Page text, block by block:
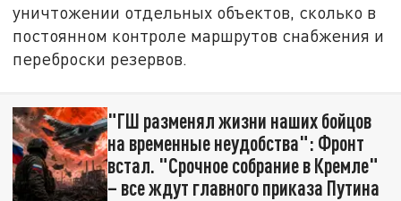
уничтожении отдельных объектов, сколько в
постоянном контроле маршрутов снабжения и
переброски резервов.
"ГШ разменял жизни наших бойцов
на временные неудобства": Фронт
встал. "Срочное собрание в Кремле"
– все ждут главного приказа Путина